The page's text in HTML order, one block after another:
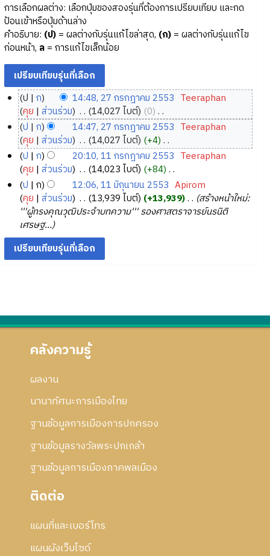
การเลือกผลต่าง: เลือกปุ่มของสองรุ่นที่ต้องการเปรียบเทียบ และกด
ป้อนเข้าหรือปุ่มด้านล่าง
คำอธิบาย: (ป)= ผลต่างกับรุ่นแก้ไขล่าสุด, (ก)= ผลต่างกับรุ่นแก้ไข
ก่อนหน้า, ล= การแก้ไขเล็กน้อย
7
ร
ฎ
2
5
ป ก 14:48, 27 กรกฎาคม 2553 Teeraphan
คุย ส่วนร่วม ‎ 14,027 ไบต์ 0 ‎
ไ
ม่
มี
ค
ว
า
ม
อ
ก
า
ข
ป ก 14:47, 27 กรกฎาคม 2553 Teeraphan
คุย ส่วนร่วม ‎ 14,027 ไบต์ +4 ‎
ไ
ม่
มี
ค
ว
า
ม
ย่
อ
แ
ก้
1
ฎ
า
5
5
ป ก 20:10, 11 กรกฎาคม 2553 Teeraphan
คุย ส่วนร่วม ‎ 14,023 ไบต์ +84 ‎
ไ
ม่
มี
ค
ว
า
ม
า
ร
ถุ
น
2
5
ป ก 12:06, 11 มิถุนายน 2553 Apirom
คุย ส่วนร่วม ‎ 13,939 ไบต์ +13,939 ‎
สร้างหน้าใหม่:
'''ผู้ทรงคุณวุฒิประจำบทความ''' รองศาสตราจารย์นรนิติ
เศรษฐ...
คลังความรู้
ผลงาน
นานาทัศนะการเมืองไทย
ฐานข้อมูลการเมืองการปกครอง
ฐานข้อมูลรางวัลพระปกเกล้า
ฐานข้อมูลการเมืองภาคพลเมือง
ติดต่อ
แผนที่และเบอร์โทร
แผนผังเว็บไซด์